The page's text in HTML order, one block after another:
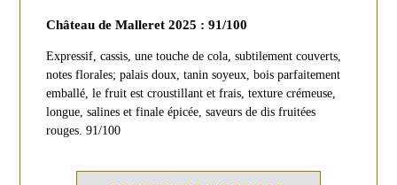
Château de Malleret 2025 : 91/100
Expressif, cassis, une touche de cola, subtilement couverts,
notes florales; palais doux, tanin soyeux, bois parfaitement
emballé, le fruit est croustillant et frais, texture crémeuse,
longue, salines et finale épicée, saveurs de dis fruitées
rouges. 91/100